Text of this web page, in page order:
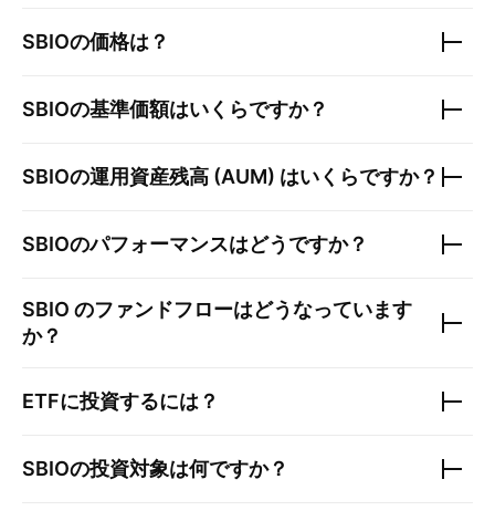
SBIOの価格は？
SBIOの基準価額はいくらですか？
SBIOの運用資産残高 (AUM) はいくらですか？
SBIOのパフォーマンスはどうですか？
SBIO のファンドフローはどうなっています
か？
ETFに投資するには？
SBIOの投資対象は何ですか？